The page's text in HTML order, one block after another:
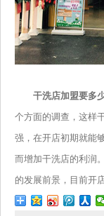
干洗店加盟要多
个方面的调查，这样
强，在开店初期就能
而增加干洗店的利润
的发展前景，目前开